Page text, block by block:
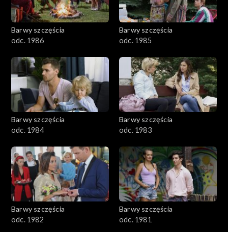
Barwy szczęścia
odc. 1986
Barwy szczęścia
odc. 1985
Barwy szczęścia
odc. 1984
Barwy szczęścia
odc. 1983
Barwy szczęścia
odc. 1982
Barwy szczęścia
odc. 1981